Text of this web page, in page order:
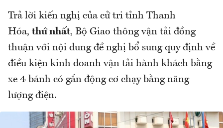
Trả lời kiến nghị của cử tri tỉnh Thanh
Hóa, thứ nhất, Bộ Giao thông vận tải đồng
thuận với nội dung đề nghị bổ sung quy định về
điều kiện kinh doanh vận tải hành khách bằng
xe 4 bánh có gắn động cơ chạy bằng năng
lượng điện.